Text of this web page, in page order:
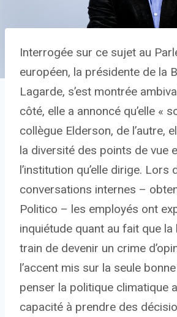
Interrogée sur ce sujet au
européen, la présidente de la
Lagarde, s’est montrée
côté, elle a annoncé qu’elle «
collègue Elderson, de l’autre,
la diversité des points de vue
l’institution qu’elle dirige. Lors
conversations internes –
Politico – les employés ont
inquiétude quant au fait que la
train de devenir un crime
l’accent mis sur la seule
penser la politique climatique
capacité à prendre des